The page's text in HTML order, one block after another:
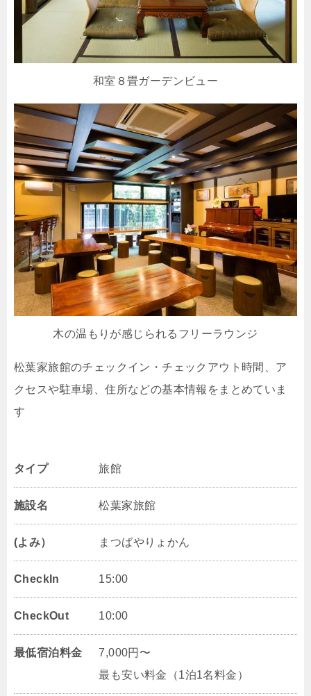
和室８畳ガーデンビュー
木の温もりが感じられるフリーラウンジ
松葉家旅館のチェックイン・チェックアウト時間、ア
クセスや駐車場、住所などの基本情報をまとめていま
す
タイプ 旅館
施設名 松葉家旅館
(よみ） まつばやりょかん
CheckIn 15:00
CheckOut 10:00
最低宿泊料金
7,000円〜
最も安い料金（1泊1名料金）